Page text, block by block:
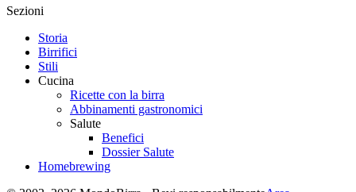
Sezioni
Storia
Birrifici
Stili
Cucina
Ricette con la birra
Abbinamenti gastronomici
Salute
Benefici
Dossier Salute
Homebrewing